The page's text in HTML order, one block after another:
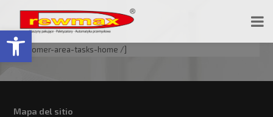
Abrir barra de herramientas
[customer-area-tasks-home /]
Mapa del sitio